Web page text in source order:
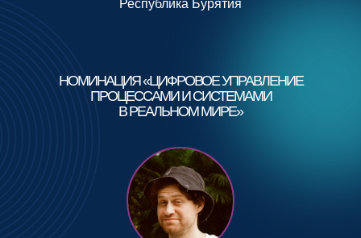
НОМИНАЦИЯ «ЦИФРОВОЕ УПРАВЛЕНИЕ
ПРОЦЕССАМИ И СИСТЕМАМИ
В РЕАЛЬНОМ МИРЕ»
Республика Бурятия